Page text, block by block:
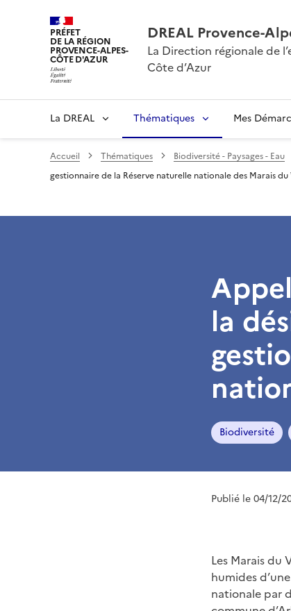
PRÉFET
DE LA RÉGION
PROVENCE-ALPES-
CÔTE D'AZUR
DREAL Provence-
La Direction régionale de
Côte d’Azur
La DREAL Thématiques Mes
Accueil Thématiques Biodiversité - Paysages - Eau
gestionnaire de la Réserve naturelle nationale des Marais
la
Biodiversité
Publié le 04/12/
Les Marais
humides
nationale par